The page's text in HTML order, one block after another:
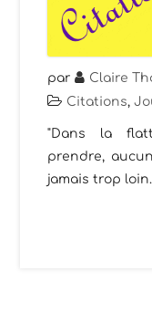
par Claire
Citations,
"Dans la
prendre,
jamais trop